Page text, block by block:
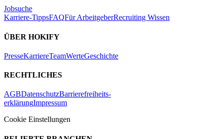
Jobsuche
Karriere-TippsFAQFür ArbeitgeberRecruiting Wissen
ÜBER HOKIFY
PresseKarriereTeamWerteGeschichte
RECHTLICHES
AGBDatenschutzBarrierefreiheits-
erklärungImpressum
Cookie Einstellungen